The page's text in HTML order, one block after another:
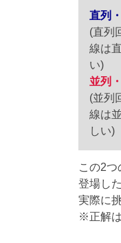
直列
(直列
線は
い)
並列
(並列
線は
しい)
この2
登場し
実際に
※正解は